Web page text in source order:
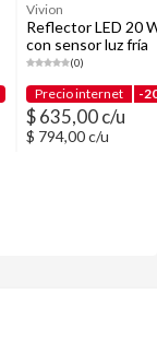
Vivion
Reflector LED 20
con sensor luz fría
(0)
Precio internet -
$ 635,00 c/u
$ 794,00 c/u